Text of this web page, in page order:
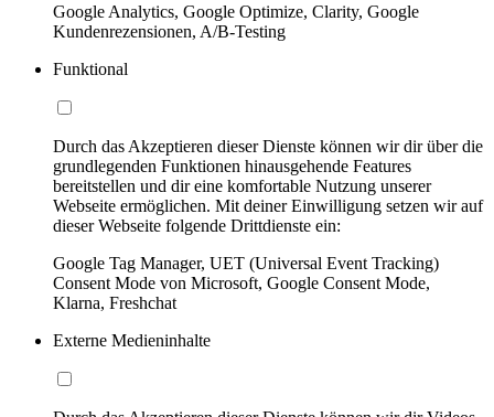
Google Analytics, Google Optimize, Clarity, Google
Kundenrezensionen, A/B-Testing
Funktional
Durch das Akzeptieren dieser Dienste können wir dir über die
grundlegenden Funktionen hinausgehende Features
bereitstellen und dir eine komfortable Nutzung unserer
Webseite ermöglichen. Mit deiner Einwilligung setzen wir auf
dieser Webseite folgende Drittdienste ein:
Google Tag Manager, UET (Universal Event Tracking)
Consent Mode von Microsoft, Google Consent Mode,
Klarna, Freshchat
Externe Medieninhalte